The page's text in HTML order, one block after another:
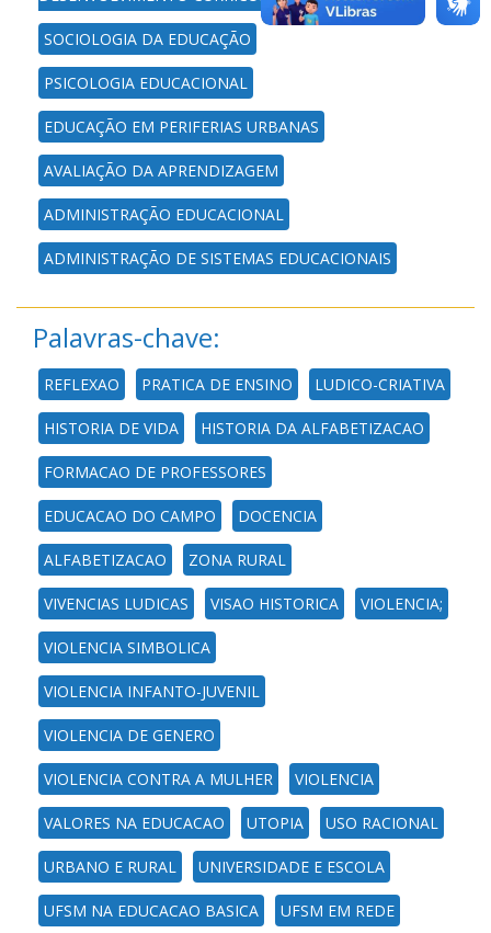
SOCIOLOGIA DA EDUCAÇÃO
PSICOLOGIA EDUCACIONAL
EDUCAÇÃO EM PERIFERIAS URBANAS
AVALIAÇÃO DA APRENDIZAGEM
ADMINISTRAÇÃO EDUCACIONAL
ADMINISTRAÇÃO DE SISTEMAS EDUCACIONAIS
Palavras-chave:
REFLEXAO PRATICA DE ENSINO LUDICO-CRIATIVA
HISTORIA DE VIDA HISTORIA DA ALFABETIZACAO
FORMACAO DE PROFESSORES
EDUCACAO DO CAMPO DOCENCIA
ALFABETIZACAO ZONA RURAL
VIVENCIAS LUDICAS VISAO HISTORICA VIOLENCIA;
VIOLENCIA SIMBOLICA
VIOLENCIA INFANTO-JUVENIL
VIOLENCIA DE GENERO
VIOLENCIA CONTRA A MULHER VIOLENCIA
VALORES NA EDUCACAO UTOPIA USO RACIONAL
URBANO E RURAL UNIVERSIDADE E ESCOLA
UFSM NA EDUCACAO BASICA UFSM EM REDE